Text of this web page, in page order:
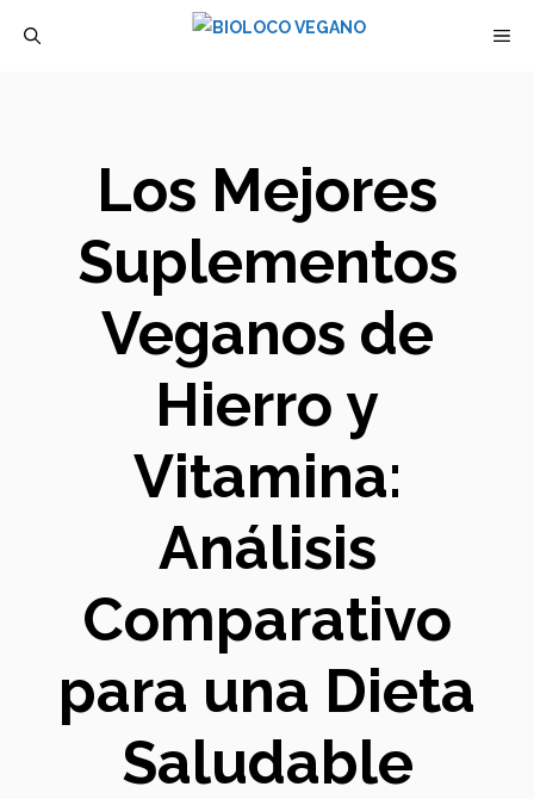
Los Mejores
Suplementos
Veganos de
Hierro y
Vitamina:
Análisis
Comparativo
para una Dieta
Saludable